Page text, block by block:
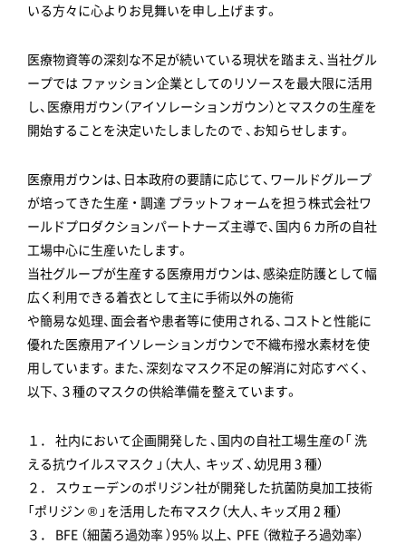
いる方々に心よりお見舞いを申し上げます。
医療物資等の深刻な不足が続いている現状を踏まえ、当社グル
ープでは ファッション企業としてのリソースを最大限に活用
し、医療用ガウン（アイソレーションガウン）とマスクの生産を
開始することを決定いたしましたので 、お知らせします。
医療用ガウンは、日本政府の要請に応じて、ワールドグループ
が培ってきた生産 ・ 調達 プラットフォームを担う株式会社ワ
ールドプロダクションパートナーズ主導で、国内 6 カ所の自社
工場中心に生産いたします。
当社グループが生産する医療用ガウンは、感染症防護として幅
広く利用できる着衣として主に手術以外の施術
や簡易な処理、面会者や患者等に使用される、コストと性能に
優れた医療用アイソレーションガウンで不織布撥水素材を使
用しています。また、深刻なマスク不足の解消に対応すべく、
以下、３種のマスクの供給準備を整えています。
１． 社内において企画開発した 、国内の自社工場生産の「 洗
える抗ウイルスマスク 」（大人、 キッズ 、幼児用 3 種）
２． スウェーデンのポリジン社が開発した抗菌防臭加工技術
「ポリジン ® 」を活用した布マスク（大人、キッズ用 2 種）
３． BFE （細菌ろ過効率 ）95% 以上、 PFE （微粒子ろ過効率）